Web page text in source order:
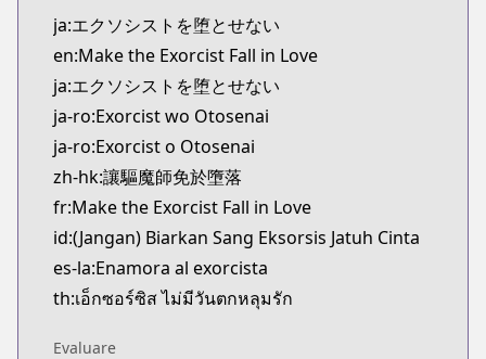
Kitsu
Kitsu
MangaUpdates
MangaUpdates
https://www.mangaupdates.com/
Book☆Walker
Book☆Walker
https://bookwalker.jp/series/351107/list
Official English
Official English
https://mangaplus.shueisha.co.jp/titles/100198
ja:エクソシストを堕とせない
en:Make the Exorcist Fall in Love
ja:エクソシストを堕とせない
ja-ro:Exorcist wo Otosenai
ja-ro:Exorcist o Otosenai
zh-hk:讓驅魔師免於墮落
fr:Make the Exorcist Fall in Love
id:(Jangan) Biarkan Sang Eksorsis Jatuh Cinta
es-la:Enamora al exorcista
th:เอ็กซอร์ซิส ไม่มีวันตกหลุมรัก
Evaluare